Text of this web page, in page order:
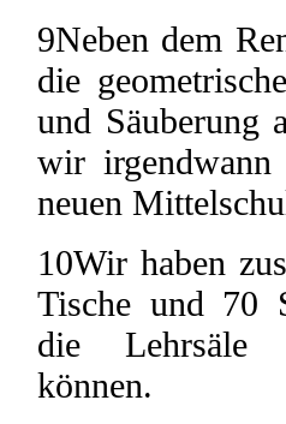
9Neben dem
die
und Säuberung
wir
neuen
10Wir haben
Tische und 70
die Lehrsäle
können.